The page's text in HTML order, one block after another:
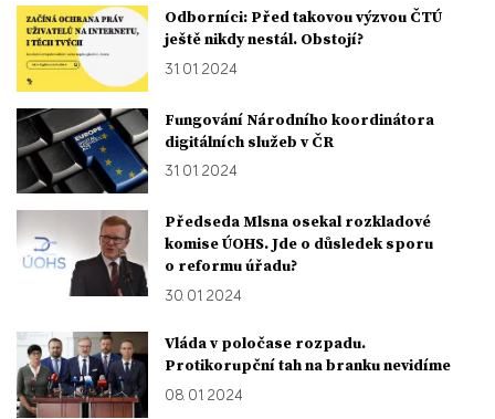
Odborníci: Před takovou výzvou ČTÚ
ještě nikdy nestál. Obstojí?
31. 01. 2024
Fungování Národního koordinátora
digitálních služeb v ČR
31. 01. 2024
Předseda Mlsna osekal rozkladové
komise ÚOHS. Jde o důsledek sporu
o reformu úřadu?
30. 01. 2024
Vláda v poločase rozpadu.
Protikorupční tah na branku nevidíme
08. 01. 2024